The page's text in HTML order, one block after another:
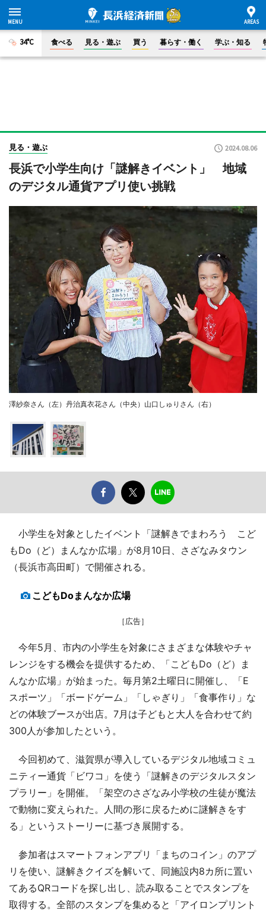
34°C 食べる 見る・遊ぶ 買う 暮らす・働く 学ぶ・知る
見る・遊ぶ 2024.08.06
長浜で小学生向け「謎解きイベント」 地域
のデジタル通貨アプリ使い挑戦
澤紗奈さん（左）丹治真衣花さん（中央）山口しゅりさん（右）
小学生を対象としたイベント「謎解きでまわろう こど
もDo（ど）まんなか広場」が8月10日、さざなみタウン
（長浜市高田町）で開催される。
こどもDoまんなか広場
［広告］
今年5月、市内の小学生を対象にさまざまな体験やチャ
レンジをする機会を提供するため、「こどもDo（ど）ま
んなか広場」が始まった。毎月第2土曜日に開催し、「E
スポーツ」「ボードゲーム」「しゃぎり」「食事作り」な
どの体験ブースが出店。7月は子どもと大人を合わせて約
300人が参加したという。
今回初めて、滋賀県が導入しているデジタル地域コミュ
ニティー通貨「ビワコ」を使う「謎解きのデジタルスタン
プラリー」を開催。「架空のさざなみ小学校の生徒が魔法
で動物に変えられた。人間の形に戻るために謎解きをす
る」というストーリーに基づき展開する。
参加者はスマートフォンアプリ「まちのコイン」のアプ
リを使い、謎解きクイズを解いて、同施設内8カ所に置い
てあるQRコードを探し出し、読み取ることでスタンプを
取得する。全部のスタンプを集めると「アイロンプリント